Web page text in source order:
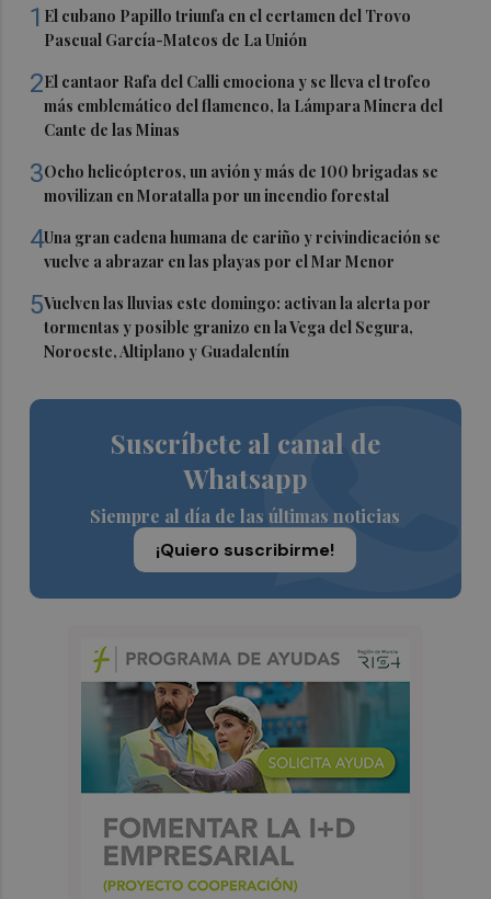
1 El cubano Papillo triunfa en el certamen del Trovo
Pascual García-Mateos de La Unión
2El cantaor Rafa del Calli emociona y se lleva el trofeo
más emblemático del flamenco, la Lámpara Minera del
Cante de las Minas
3Ocho helicópteros, un avión y más de 100 brigadas se
movilizan en Moratalla por un incendio forestal
4Una gran cadena humana de cariño y reivindicación se
vuelve a abrazar en las playas por el Mar Menor
5Vuelven las lluvias este domingo: activan la alerta por
tormentas y posible granizo en la Vega del Segura,
Noroeste, Altiplano y Guadalentín
Suscríbete al canal de
Whatsapp
Siempre al día de las últimas noticias
¡Quiero suscribirme!